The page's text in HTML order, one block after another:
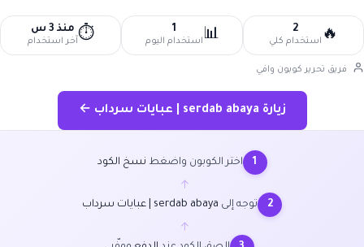
🔥
2
استخدام كلي 📊
1
استخدام اليوم ⏱️ منذ 3 س
آخر استخدام
فريق تحرير كوبون وافي
زيارة serdab abaya | عبايات سرداب ←
1 اختر الكوبون واضغط نسخ الكود
←
2 توجه إلى serdab abaya | عبايات سرداب
←